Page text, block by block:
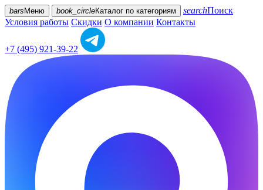
bars Меню book_circleКаталог по категориям searchПоиск
Условия работы Скидки О компании Контакты
+7 (495) 921-39-22